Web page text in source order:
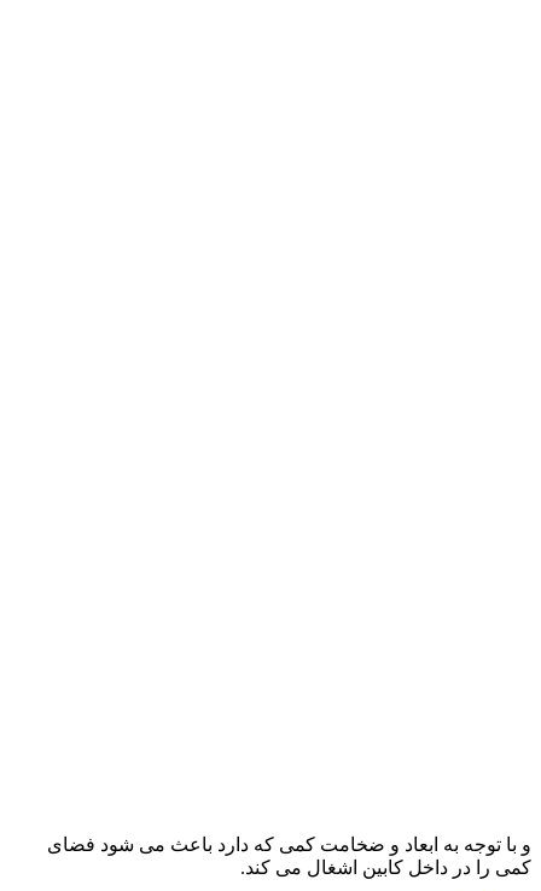
و با توجه به ابعاد و ضخامت کمی که دارد باعث می شود فضای
کمی را در داخل کابین اشغال می کند.